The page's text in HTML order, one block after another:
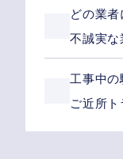
どの業者
不誠実
工事中
ご近所